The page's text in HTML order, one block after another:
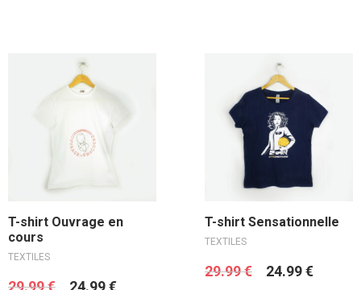
Ajouter au panier
T-shirt Ouvrage en
cours
TEXTILES
29.99€ 24.99€
Choix des options
T-shirt Sensationnelle
TEXTILES
29.99€ 24.99€